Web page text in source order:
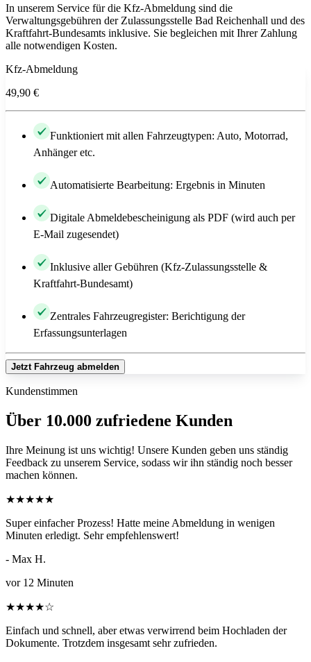
In unserem Service für die Kfz-Abmeldung sind die
Verwaltungsgebühren der Zulassungsstelle Bad Reichenhall und des
Kraftfahrt-Bundesamts inklusive. Sie begleichen mit Ihrer Zahlung
alle notwendigen Kosten.
Kfz-Abmeldung
49,90 €
Funktioniert mit allen Fahrzeugtypen: Auto, Motorrad,
Anhänger etc.
Automatisierte Bearbeitung: Ergebnis in Minuten
Digitale Abmeldebescheinigung als PDF (wird auch per
E-Mail zugesendet)
Inklusive aller Gebühren (Kfz-Zulassungsstelle &
Kraftfahrt-Bundesamt)
Zentrales Fahrzeugregister: Berichtigung der
Erfassungsunterlagen
Jetzt Fahrzeug abmelden
Kundenstimmen
Über 10.000 zufriedene Kunden
Ihre Meinung ist uns wichtig! Unsere Kunden geben uns ständig
Feedback zu unserem Service, sodass wir ihn ständig noch besser
machen können.
★★★★★
Super einfacher Prozess! Hatte meine Abmeldung in wenigen
Minuten erledigt. Sehr empfehlenswert!
- Max H.
vor 12 Minuten
★★★★☆
Einfach und schnell, aber etwas verwirrend beim Hochladen der
Dokumente. Trotzdem insgesamt sehr zufrieden.